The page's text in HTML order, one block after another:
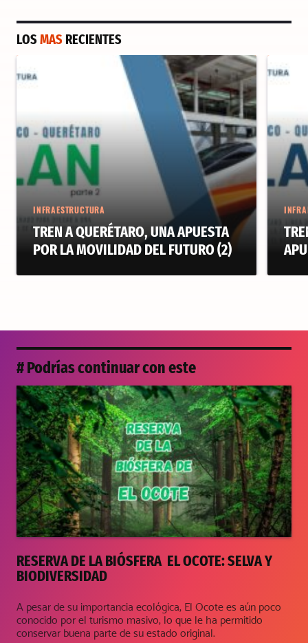
LOSMAS RECIENTES
INFRAESTRUCTURA
TREN A QUERÉTARO, UNA APUESTA
POR LA MOVILIDAD DEL FUTURO (2)
# Podrías continuar con este
RESERVA DE LA BIÓSFERA EL OCOTE: SELVA Y
BIODIVERSIDAD
A pesar de su importancia ecológica, El Ocote es aún poco
conocido por el turismo masivo, lo que le ha permitido
conservar buena parte de su estado original.